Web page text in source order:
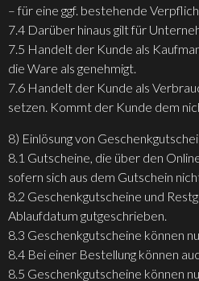
– für eine ggf. bestehende
7.4 Darüber hinaus gilt für
7.5 Handelt der Kunde als
die Ware als genehmigt.
7.6 Handelt der Kunde als
setzen. Kommt der Kunde dem
8) Einlösung von
8.1 Gutscheine, die über den
sofern sich aus dem Gutschein
8.2 Geschenkgutscheine und
Ablaufdatum gutgeschrieben.
8.3 Geschenkgutscheine können
8.4 Bei einer Bestellung können
8.5 Geschenkgutscheine können